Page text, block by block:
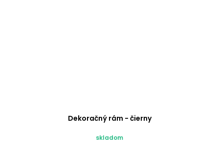
Dekoračný rám - čierny
skladom